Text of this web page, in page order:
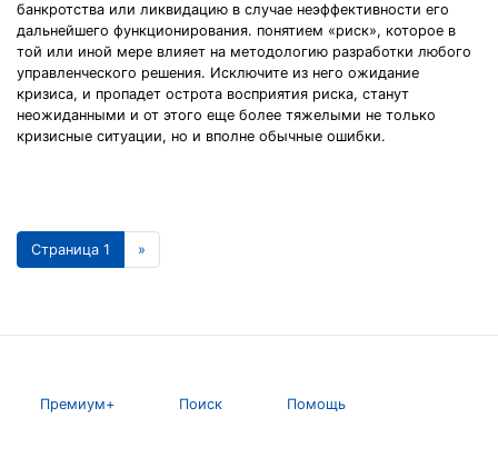
банкротства или ликвидацию в случае неэффективности его
дальнейшего функционирования. понятием «риск», которое в
той или иной мере влияет на методологию разработки любого
управленческого решения. Исключите из него ожидание
кризиса, и пропадет острота восприятия риска, станут
неожиданными и от этого еще более тяжелыми не только
кризисные ситуации, но и вполне обычные ошибки.
Страница 1 »
Премиум+ Поиск Помощь